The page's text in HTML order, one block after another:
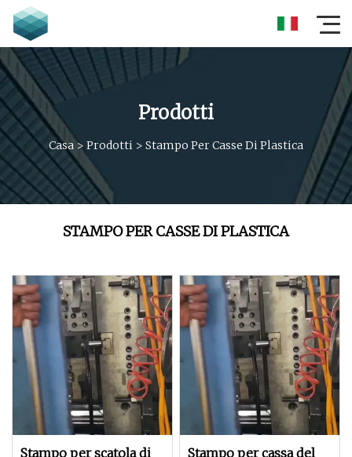
Prodotti
Casa > Prodotti > Stampo Per Casse Di Plastica
STAMPO PER CASSE DI PLASTICA
Stampo per scatola di
Stampo per cassa del